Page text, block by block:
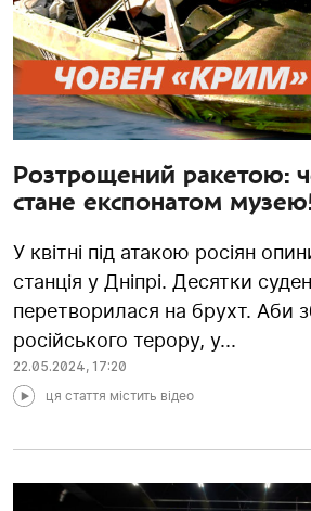
Розтрощений ракетою:
стане експонатом
У квітні під атакою росіян
станція у Дніпрі. Десятки
перетворилася на брухт. Аби
російського терору, у...
22.05.2024, 17:20
ця стаття містить відео